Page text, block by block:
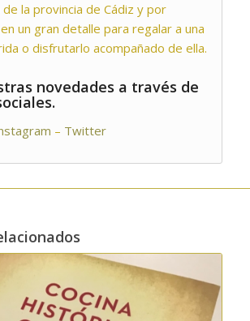
la provincia de Cádiz y por
un gran detalle para regalar a una
o disfrutarlo acompañado de ella.
novedades a través de
– Twitter